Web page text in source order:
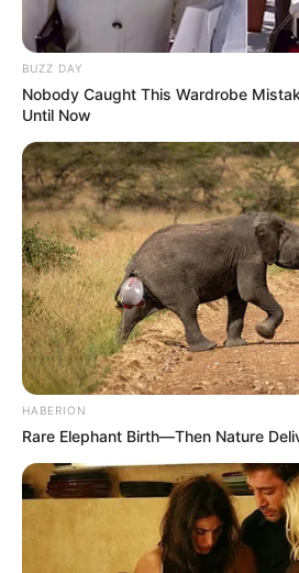
BUZZ DAY
Nobody Caught This Wardrobe
Until Now
HABERION
Rare Elephant Birth—Then Nature